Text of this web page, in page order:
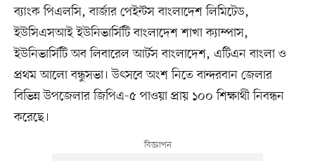
ব্যাংক পিএলসি, বার্জার পেইন্টস বাংলাদেশ লিমিটেড,
ইউসিএসআই ইউনিভার্সিটি বাংলাদেশ শাখা ক্যাম্পাস,
ইউনিভার্সিটি অব লিবারেল আর্টস বাংলাদেশ, এটিএন বাংলা ও
প্রথম আলো বন্ধুসভা। উৎসবে অংশ নিতে বান্দরবান জেলার
বিভিন্ন উপজেলার জিপিএ-৫ পাওয়া প্রায় ১০০ শিক্ষার্থী নিবন্ধন
করেছে।